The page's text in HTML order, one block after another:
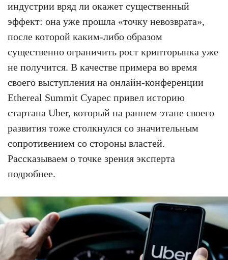
индустрии вряд ли окажет существенный
эффект: она уже прошла «точку невозврата»,
после которой каким-либо образом
существенно ограничить рост крипторынка уже
не получится. В качестве примера во время
своего выступления на онлайн-конференции
Ethereal Summit Суарес привел историю
стартапа Uber, который на раннем этапе своего
развития тоже столкнулся со значительным
сопротивением со стороны властей.
Рассказываем о точке зрения эксперта
подробнее.